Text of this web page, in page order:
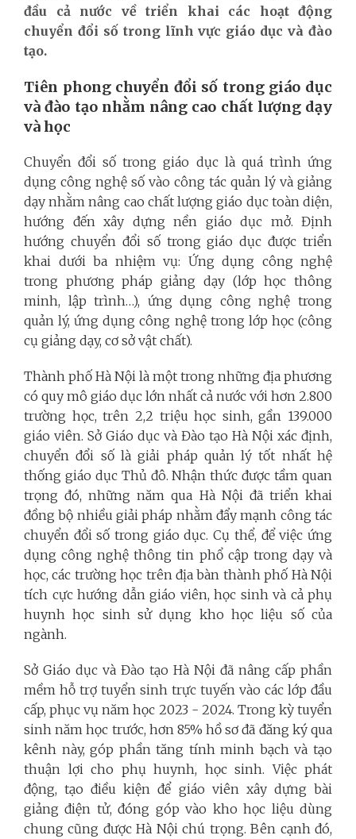
đầu cả nước về triển khai các hoạt động
chuyển đổi số trong lĩnh vực giáo dục và đào
tạo.
Tiên phong chuyển đổi số trong giáo dục
và đào tạo nhằm nâng cao chất lượng dạy
và học
Chuyển đổi số trong giáo dục là quá trình ứng
dụng công nghệ số vào công tác quản lý và giảng
dạy nhằm nâng cao chất lượng giáo dục toàn diện,
hướng đến xây dựng nền giáo dục mở. Định
hướng chuyển đổi số trong giáo dục được triển
khai dưới ba nhiệm vụ: Ứng dụng công nghệ
trong phương pháp giảng dạy (lớp học thông
minh, lập trình…), ứng dụng công nghệ trong
quản lý, ứng dụng công nghệ trong lớp học (công
cụ giảng dạy, cơ sở vật chất).
Thành phố Hà Nội là một trong những địa phương
có quy mô giáo dục lớn nhất cả nước với hơn 2.800
trường học, trên 2,2 triệu học sinh, gần 139.000
giáo viên. Sở Giáo dục và Đào tạo Hà Nội xác định,
chuyển đổi số là giải pháp quản lý tốt nhất hệ
thống giáo dục Thủ đô. Nhận thức được tầm quan
trọng đó, những năm qua Hà Nội đã triển khai
đồng bộ nhiều giải pháp nhằm đẩy mạnh công tác
chuyển đổi số trong giáo dục. Cụ thể, để việc ứng
dụng công nghệ thông tin phổ cập trong dạy và
học, các trường học trên địa bàn thành phố Hà Nội
tích cực hướng dẫn giáo viên, học sinh và cả phụ
huynh học sinh sử dụng kho học liệu số của
ngành.
Sở Giáo dục và Đào tạo Hà Nội đã nâng cấp phần
mềm hỗ trợ tuyển sinh trực tuyến vào các lớp đầu
cấp, phục vụ năm học 2023 - 2024. Trong kỳ tuyển
sinh năm học trước, hơn 85% hồ sơ đã đăng ký qua
kênh này, góp phần tăng tính minh bạch và tạo
thuận lợi cho phụ huynh, học sinh. Việc phát
động, tạo điều kiện để giáo viên xây dựng bài
giảng điện tử, đóng góp vào kho học liệu dùng
chung cũng được Hà Nội chú trọng. Bên cạnh đó,